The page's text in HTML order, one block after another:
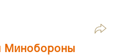
Минобороны